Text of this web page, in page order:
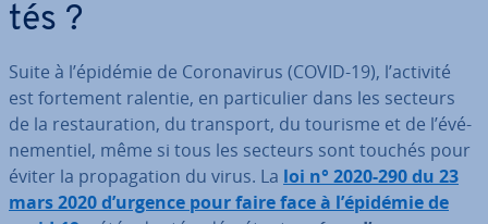
tés ?
Suite à l’épidémie de Co­ro­na­vi­rus (COVID-19), l’activité
est fortement ralentie, en par­ti­cu­lier dans les secteurs
de la res­tau­ra­tion, du transport, du tourisme et de l’évé­
ne­men­tiel, même si tous les secteurs sont touchés pour
éviter la pro­pa­ga­tion du virus. La loi n° 2020-290 du 23
mars 2020 d’urgence pour faire face à l’épidémie de